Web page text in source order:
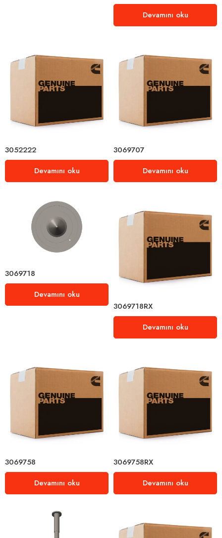
Devamını oku
3052222
Devamını oku
3069707
Devamını oku
3069718
Devamını oku
3069718RX
Devamını oku
3069758
Devamını oku
3069758RX
Devamını oku